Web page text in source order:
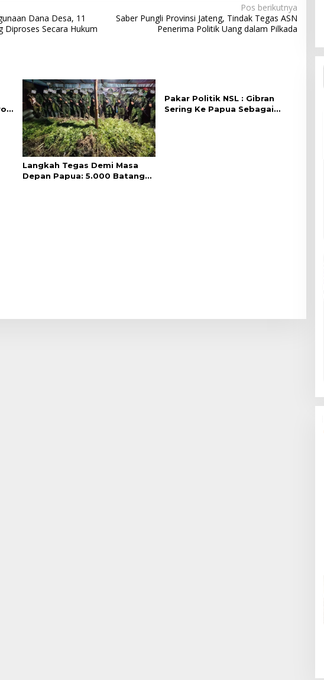
Dana Desa, 11
Diproses Secara Hukum
Pos berikutnya
Saber Pungli Provinsi Jateng, Tindak Tegas ASN
Penerima Politik Uang dalam Pilkada
Langkah Tegas Demi Masa
Depan Papua: 5.000 Batang
Pakar Politik NSL : Gibran
Sering Ke Papua Sebagai